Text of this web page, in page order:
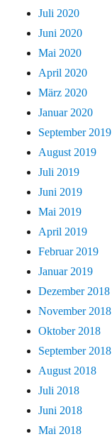
Juli 2020
Juni 2020
Mai 2020
April 2020
März 2020
Januar 2020
September 2019
August 2019
Juli 2019
Juni 2019
Mai 2019
April 2019
Februar 2019
Januar 2019
Dezember 2018
November 2018
Oktober 2018
September 2018
August 2018
Juli 2018
Juni 2018
Mai 2018